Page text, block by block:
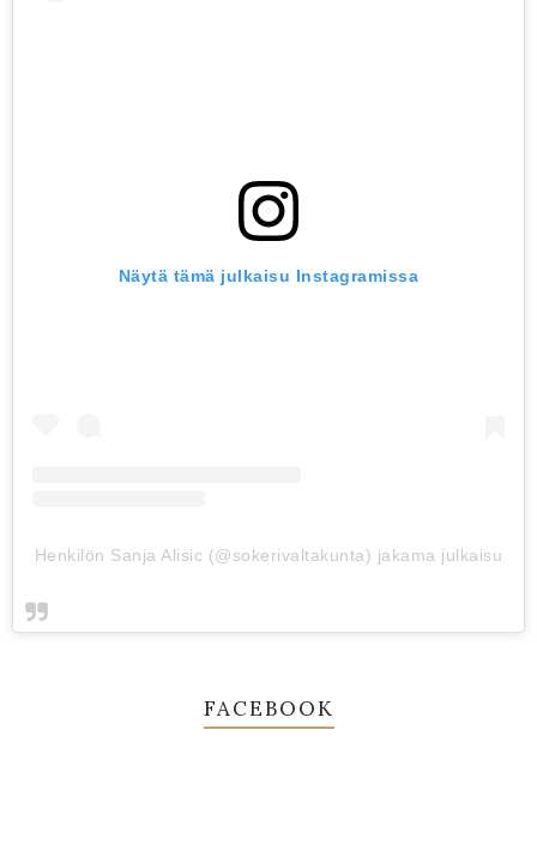
Näytä tämä julkaisu Instagramissa
Henkilön Sanja Alisic (@sokerivaltakunta) jakama julkaisu
FACEBOOK